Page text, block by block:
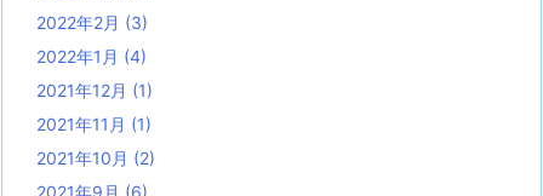
2022年2月 (3)
2022年1月 (4)
2021年12月 (1)
2021年11月 (1)
2021年10月 (2)
2021年9月 (6)